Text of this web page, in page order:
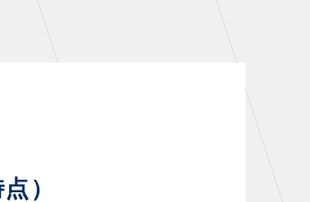
法人シーズンシート
）